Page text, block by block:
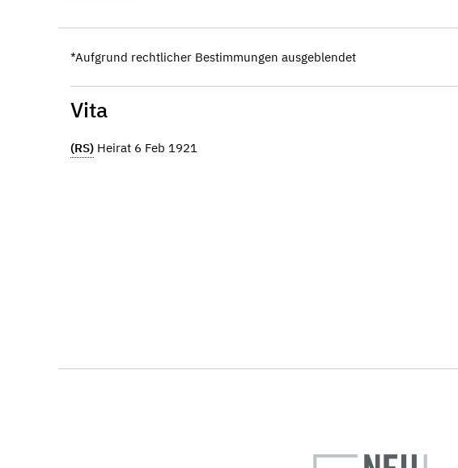
*Aufgrund rechtlicher Bestimmungen ausgeblendet
Vita
(RS) Heirat 6 Feb 1921